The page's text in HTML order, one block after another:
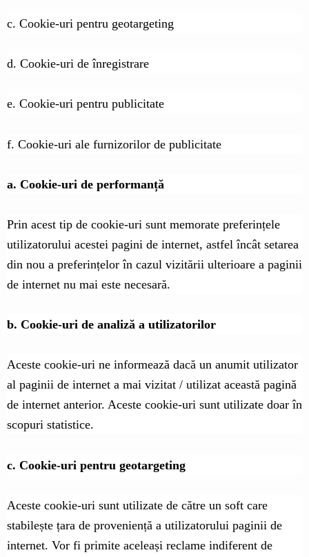
c. Cookie-uri pentru geotargeting
d. Cookie-uri de înregistrare
e. Cookie-uri pentru publicitate
f. Cookie-uri ale furnizorilor de publicitate
a. Cookie-uri de performanță
Prin acest tip de cookie-uri sunt memorate preferințele
utilizatorului acestei pagini de internet, astfel încât setarea
din nou a preferințelor în cazul vizitării ulterioare a paginii
de internet nu mai este necesară.
b. Cookie-uri de analiză a utilizatorilor
Aceste cookie-uri ne informează dacă un anumit utilizator
al paginii de internet a mai vizitat / utilizat această pagină
de internet anterior. Aceste cookie-uri sunt utilizate doar în
scopuri statistice.
c. Cookie-uri pentru geotargeting
Aceste cookie-uri sunt utilizate de către un soft care
stabilește țara de proveniență a utilizatorului paginii de
internet. Vor fi primite aceleași reclame indiferent de